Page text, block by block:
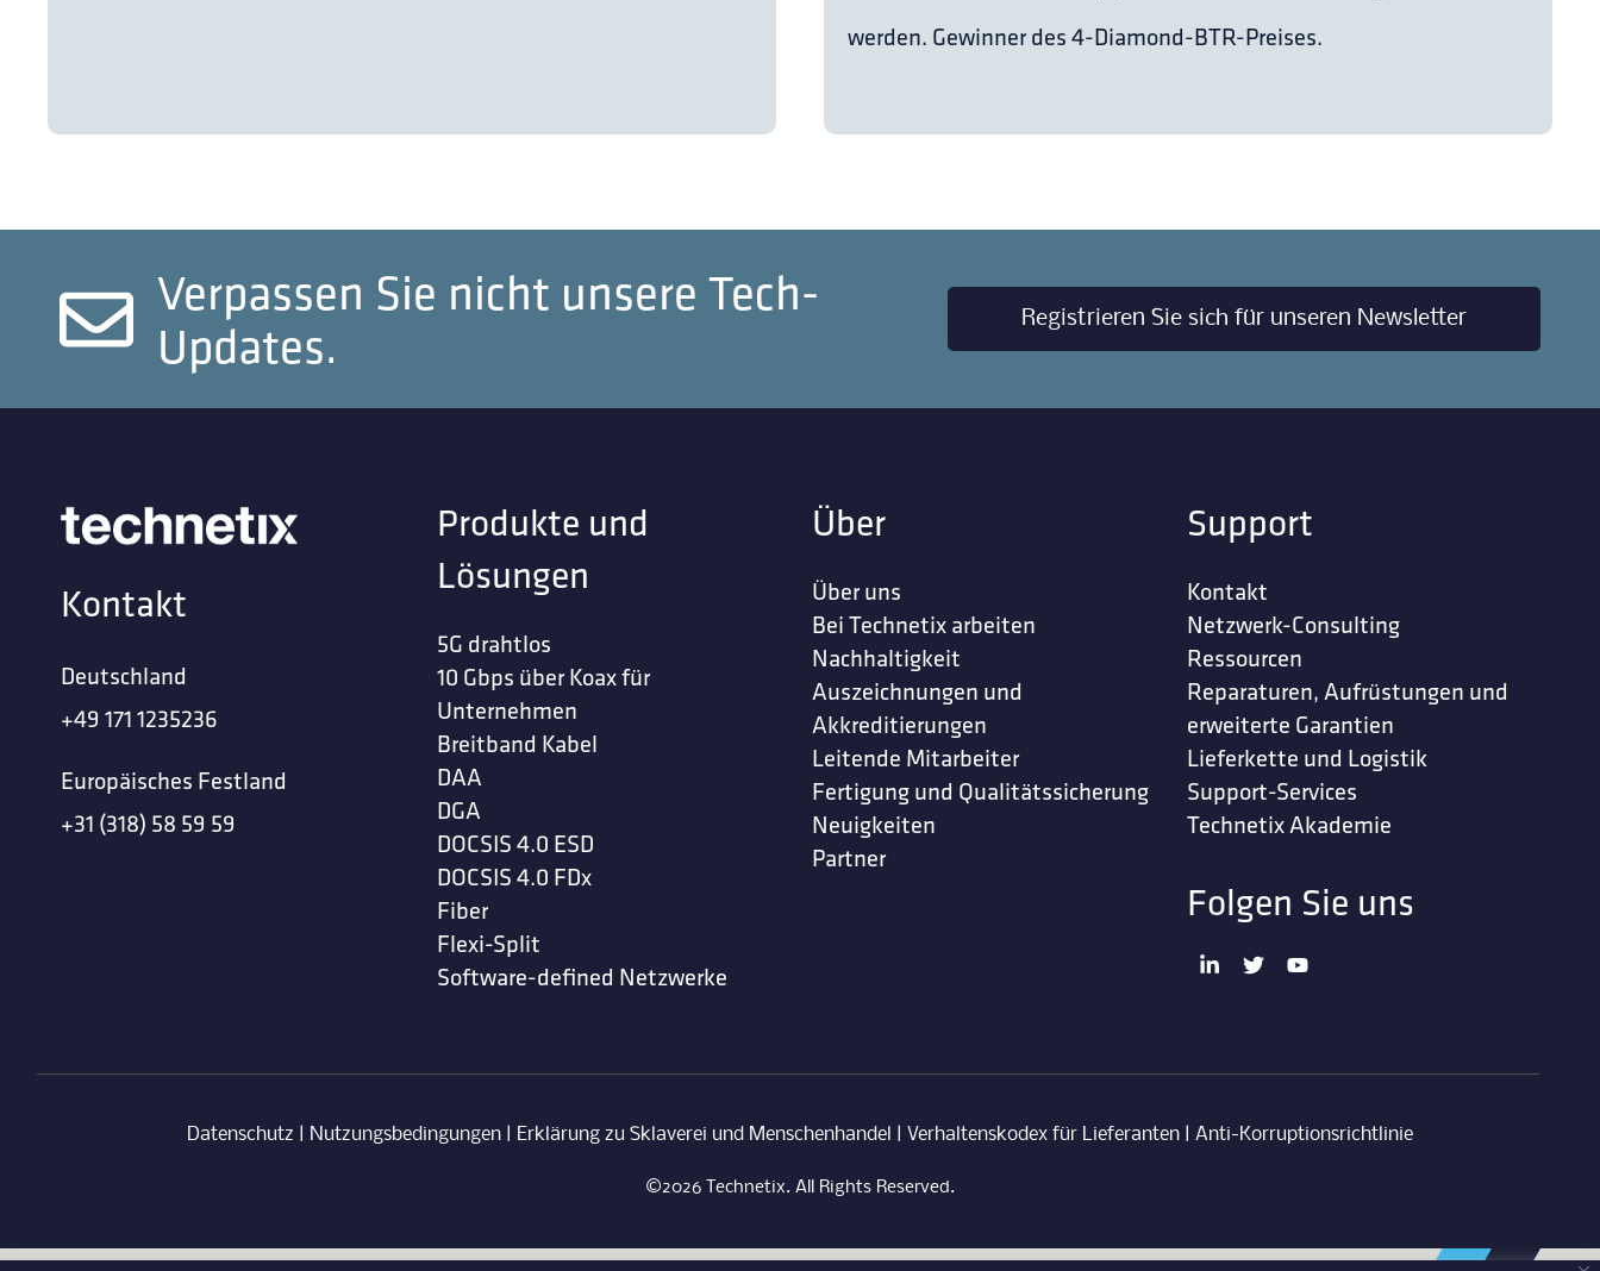
werden. Gewinner des 4-Diamond-BTR-Preises.
Verpassen Sie nicht unsere Tech-
Updates.
Registrieren Sie sich für unseren Newsletter
Kontakt
Deutschland
+49 171 1235236
Europäisches Festland
+31 (318) 58 59 59
Produkte und
Lösungen
5G drahtlos
10 Gbps über Koax für
Unternehmen
Breitband Kabel
DAA
DGA
DOCSIS 4.0 ESD
DOCSIS 4.0 FDx
Fiber
Flexi-Split
Software-defined Netzwerke
Über
Über uns
Bei Technetix arbeiten
Nachhaltigkeit
Auszeichnungen und
Akkreditierungen
Leitende Mitarbeiter
Fertigung und Qualitätssicherung
Neuigkeiten
Partner
Support
Kontakt
Netzwerk-Consulting
Ressourcen
Reparaturen, Aufrüstungen und
erweiterte Garantien
Lieferkette und Logistik
Support-Services
Technetix Akademie
Folgen Sie uns
Datenschutz Nutzungsbedingungen Erklärung zu Sklaverei und Menschenhandel Verhaltenskodex für Lieferanten Anti-Korruptionsrichtlinie
©2026 Technetix. All Rights Reserved.